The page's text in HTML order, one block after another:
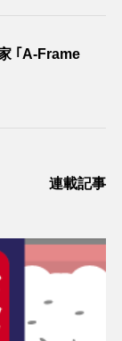
｢A-Frame
連載記事